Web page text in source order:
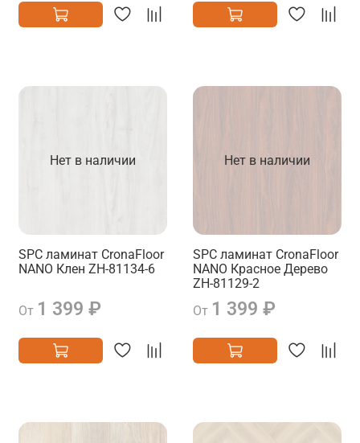
Нет в наличии
SPC ламинат CronaFloor
NANO Клен ZH-81134-6
От 1 399 ₽
Нет в наличии
SPC ламинат CronaFloor
NANO Красное Дерево
ZH-81129-2
От 1 399 ₽